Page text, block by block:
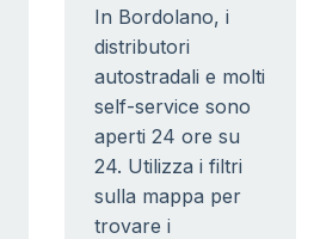
In Bordolano, i
distributori
autostradali e molti
self-service sono
aperti 24 ore su
24. Utilizza i filtri
sulla mappa per
trovare i